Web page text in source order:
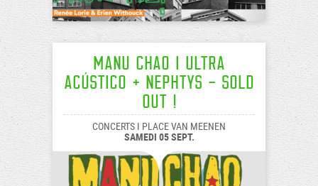
MANU CHAO I ULTRA
ACÚSTICO + NEPHTYS - Sold
Out !
CONCERTS I PLACE VAN MEENEN
SAMEDI 05 SEPT.